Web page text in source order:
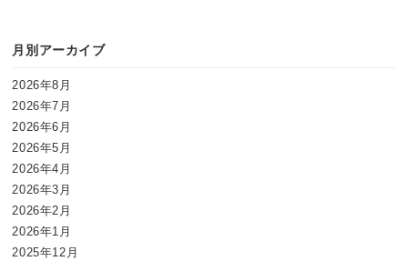
月別アーカイブ
2026年8月
2026年7月
2026年6月
2026年5月
2026年4月
2026年3月
2026年2月
2026年1月
2025年12月